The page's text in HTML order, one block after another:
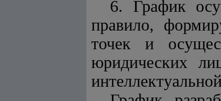
6. График
правило,
точек и
юридических